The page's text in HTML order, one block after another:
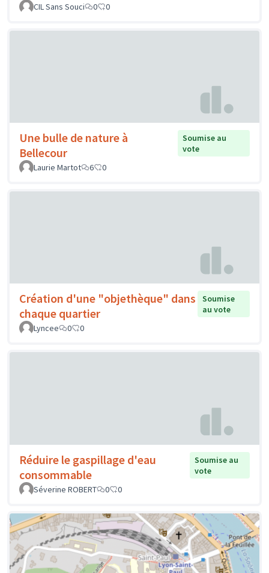
CIL Sans Souci
0 0
Une bulle de nature à
Bellecour
Soumise au
vote
Laurie Martot
6 0
Création d'une "objethèque" dans
chaque quartier
Soumise
au vote
Lyncee
0 0
Réduire le gaspillage d'eau
consommable
Soumise au
vote
Séverine ROBERT
0 0